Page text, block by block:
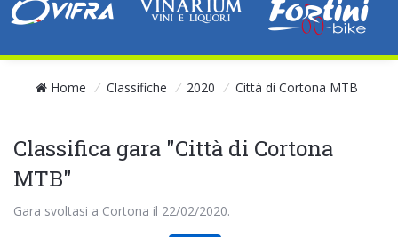
Home / Classifiche / 2020 / Città di Cortona MTB
Classifica gara "Città di Cortona
MTB"
Gara svoltasi a Cortona il 22/02/2020.